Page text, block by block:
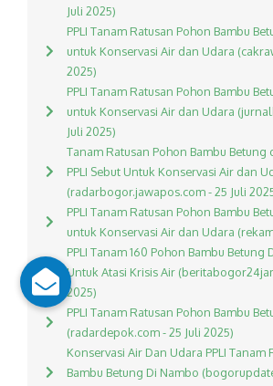
Juli 2025)
PPLI Tanam Ratusan Pohon Bambu
untuk Konservasi Air dan Udara
2025)
PPLI Tanam Ratusan Pohon Bambu
untuk Konservasi Air dan Udara
Juli 2025)
Tanam Ratusan Pohon Bambu Betung
PPLI Sebut Untuk Konservasi Air dan
(radarbogor.jawapos.com - 25 Juli
PPLI Tanam Ratusan Pohon Bambu
untuk Konservasi Air dan Udara
PPLI Tanam 160 Pohon Bambu Betung
Untuk Atasi Krisis Air
2025)
PPLI Tanam Ratusan Pohon Bambu
(radardepok.com - 25 Juli 2025)
Konservasi Air Dan Udara PPLI Tanam
Bambu Betung Di Nambo